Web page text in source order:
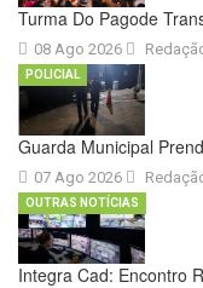
Turma Do Pagode
08 Ago 2026
Guarda Municipal
07 Ago 2026
POLICIAL
Integra Cad: Encontro
OUTRAS NOTÍCIAS